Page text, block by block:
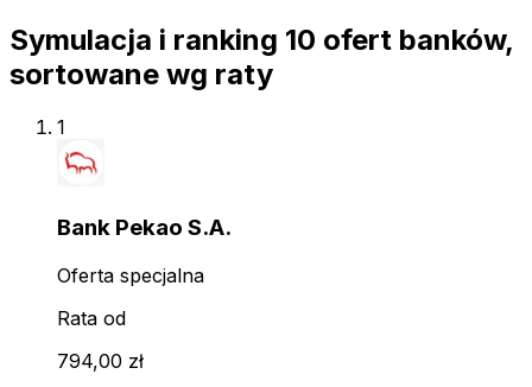
Symulacja i ranking 10 ofert banków,
sortowane wg raty
1
Bank Pekao S.A.
Oferta specjalna
Rata od
794,00 zł